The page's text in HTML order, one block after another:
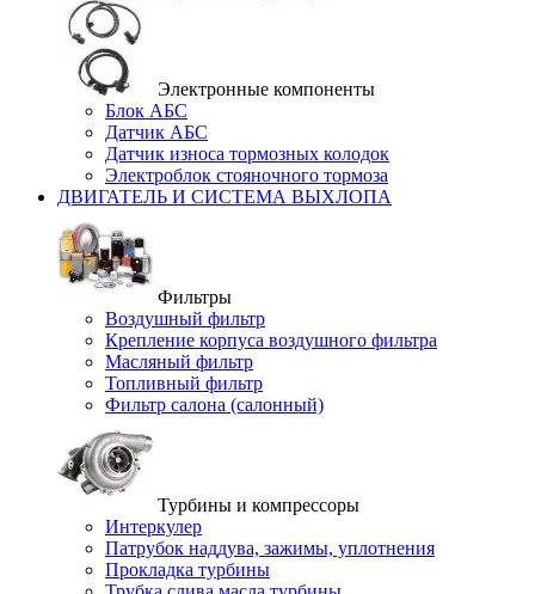
Электронные компоненты
Блок АБС
Датчик АБС
Датчик износа тормозных колодок
Электроблок стояночного тормоза
ДВИГАТЕЛЬ И СИСТЕМА ВЫХЛОПА
Фильтры
Воздушный фильтр
Крепление корпуса воздушного фильтра
Масляный фильтр
Топливный фильтр
Фильтр салона (салонный)
Турбины и компрессоры
Интеркулер
Патрубок наддува, зажимы, уплотнения
Прокладка турбины